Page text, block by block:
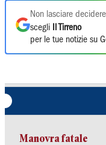
Non lasciare
scegli
Il Tirreno
per le tue notizie su
Manovra fatale